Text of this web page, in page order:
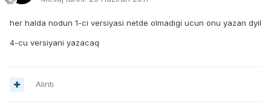
her halda nodun 1-ci versiyasi netde olmadigi ucun onu yazan dyil
4-cu versiyani yazacaq
Alıntı